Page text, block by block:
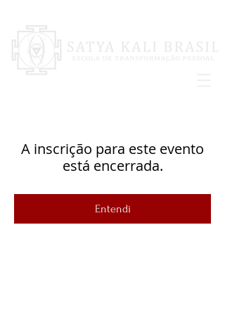
A inscrição para este evento
está encerrada.
Entendi